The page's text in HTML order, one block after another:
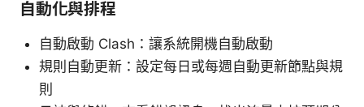
自動化與排程
自動啟動 Clash：讓系統開機自動啟動
規則自動更新：設定每日或每週自動更新節點與規
則